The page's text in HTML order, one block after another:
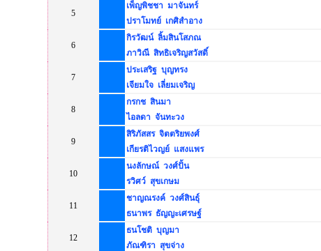
5
เพ็ญพิชชา มาจันทร์
ปราโมทย์ เกศิสำอาง
6
กิรวัฒน์ ลิ้มสินโสภณ
ภาวิณี สิทธิเจริญสวัสดิ์
7
ประเสริฐ บุญทรง
เจียมใจ เลี่ยมเจริญ
8
กรกช สินมา
ไอลดา จันทะวง
9
สิริภัสสร จิตตริยพงศ์
เกียรติไวญย์ แสงแพร
10
นงลักษณ์ วงศ์ปั้น
รวิศว์ สุขเกษม
11
ชาญณรงค์ วงศ์สินธุ์
ธนาพร ธัญญะเศรษฐ์
12
ธนโชติ บุญมา
ภัณฑิรา สุขจ่าง